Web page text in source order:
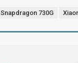
Snapdragon 730G